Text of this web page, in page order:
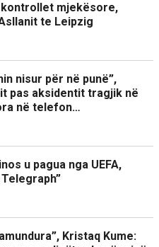
kontrollet mjekësore,
te Leipzig
nisur për në punë”,
pas aksidentit tragjik në
në telefon…
u pagua nga UEFA,
Kristaq Kume: